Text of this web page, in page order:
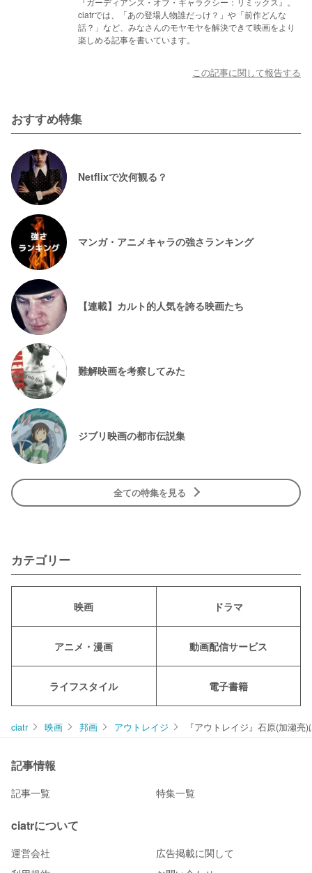
ciatrでは、「あの登場人物誰だっけ？」や「前作どんな
話？」など、みなさんのモヤモヤを解決できて映画をより
楽しめる記事を書いています。
この記事に関して報告する
おすすめ特集
Netflixで次何観る？
マンガ・アニメキャラの強さランキング
【連載】カルト的人気を誇る映画たち
難解映画を考察してみた
ジブリ映画の都市伝説集
全ての特集を見る
カテゴリー
映画 ドラマ
アニメ・漫画 動画配信サービス
ライフスタイル 電子書籍
ciatr 映画 邦画 アウトレイジ 『アウトレイジ』石原(加瀬
記事情報
記事一覧 特集一覧
ciatrについて
運営会社
広告掲載に関して